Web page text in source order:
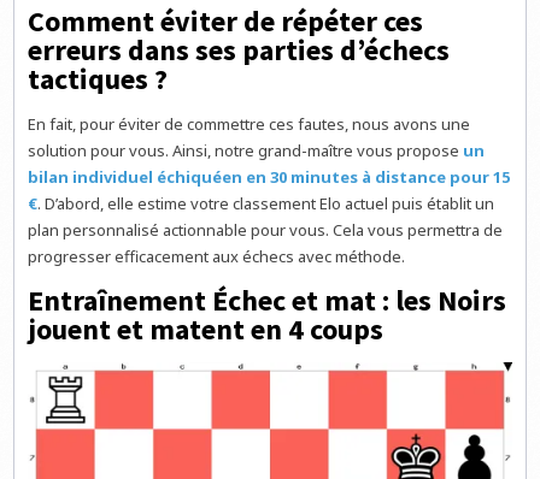
Comment éviter de répéter ces
erreurs dans ses parties d’échecs
tactiques ?
En fait, pour éviter de commettre ces fautes, nous avons une
solution pour vous. Ainsi, notre grand-maître vous propose un
bilan individuel échiquéen en 30 minutes à distance pour 15
€. D’abord, elle estime votre classement Elo actuel puis établit un
plan personnalisé actionnable pour vous. Cela vous permettra de
progresser efficacement aux échecs avec méthode.
Entraînement Échec et mat : les Noirs
jouent et matent en 4 coups